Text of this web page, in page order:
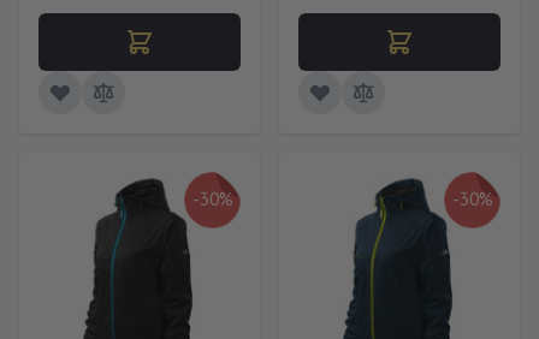
-30% -30%